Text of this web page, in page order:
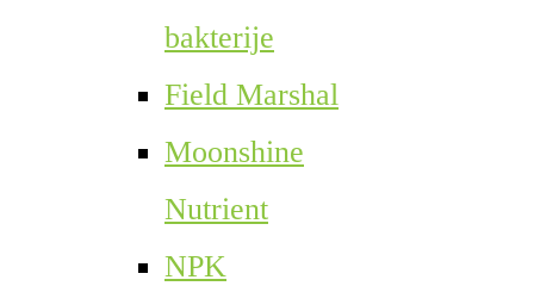
bakterije
Field Marshal
Moonshine
Nutrient
NPK